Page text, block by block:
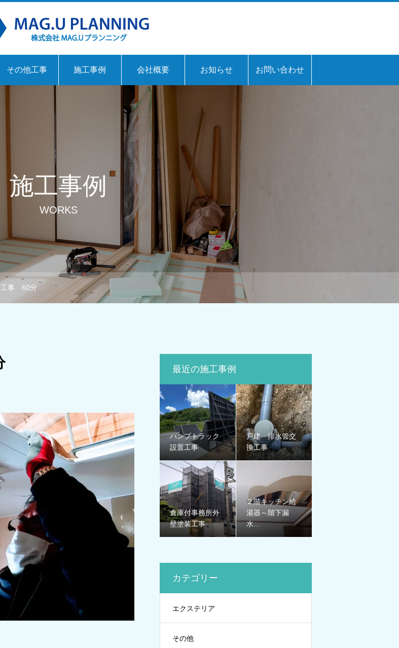
その他工事 施工事例 会社概要 お知らせ お問い合わせ
施工事例
WORKS
工事 60分
最近の施工事例
パンプトラック
設置工事
戸建 排水管交
換工事
倉庫付事務所外
壁塗装工事
２階キッチン給
湯器～階下漏
水…
カテゴリー
エクステリア
その他